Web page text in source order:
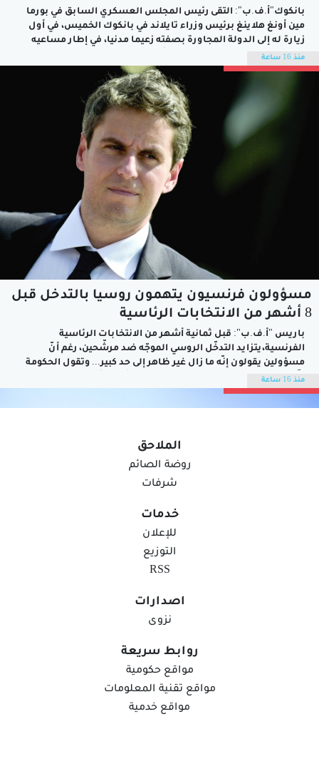
بانكوك"أ.ف.ب": التقى رئيس المجلس العسكري السابق في بورما
مين أونغ هلاينغ برئيس وزراء تايلاند في بانكوك الخميس، في أول
زيارة له إلى الدولة المجاورة بصفته زعيما مدنيا، في إطار مساعيه
الحاكمة المدنية الفعلية للبلاد أونغ سان سو تشي وأنهى مرحلة...
منذ 16 ساعة
مسؤولون فرنسيون يتهمون روسيا بالتدخّل قبل
8 أشهر من الانتخابات الرئاسية
باريس "أ.ف.ب": قبل ثمانية أشهر من الانتخابات الرئاسية
الفرنسية،يتزايد التدخّل الروسي الموجّه ضد مرشّحين، رغم أنّ
مسؤولين يقولون إنّه ما زال غير ظاهر إلى حد كبير... وتقول الحكومة
إنّها قدمت مؤخرا مشروع قانون بهذا الشأن، لكنّ جزءا من اليسار
يطالب أيضا باستهداف منصات تواصل اجتماعي مثل تيك توك
منذ 16 ساعة
عواصم "وكالات":أعلنت قوة الأمم المتحدة المؤقتة في لبنان
(اليونيفيل)، في بيان اليوم الخميس، أنها سجلت إطلاق الجيش
الإسرائيلي 113 مقذوفا في يوم واحد على جنوب لبنان، معتبرة أن
الالتزام بالقرار 1701، الحوار والتنسيق، هو أمر أساسي لخفض
التصعيد.وقالت اليونيفيل: "يواصل حَفَظَة السلام رصد الانتهاكات
الملاحق
روضة الصائم
شرفات
خدمات
للإعلان
التوزيع
RSS
اصدارات
نزوى
روابط سريعة
مواقع حكومية
مواقع تقنية المعلومات
مواقع خدمية